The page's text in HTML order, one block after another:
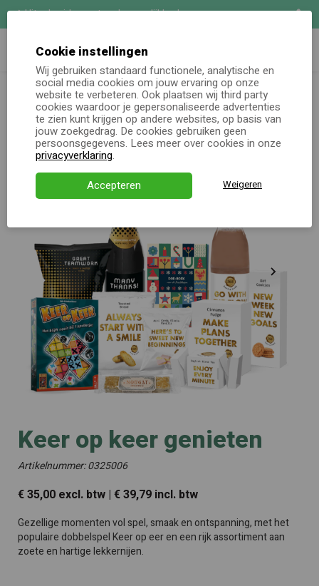
Uitgebreide maatwerk mogelijkheden
Online keuzecadeau
Kerstpakketten
Alle momenten
Verjaardagsservice
Direct bestellen
Zoeken
Kerstpakketten totaal
Kerstpakket Keer op keer
genieten
Keer op keer genieten
Artikelnummer: 0325006
€ 35,00 excl. btw | € 39,79 incl. btw
Gezellige momenten vol spel, smaak en ontspanning, met het
populaire dobbelspel Keer op eer en een rijk assortiment aan
zoete en hartige lekkernijen.
Cookie instellingen
Wij gebruiken standaard functionele, analytische en
social media cookies om jouw ervaring op onze
website te verbeteren. Ook plaatsen wij third party
cookies waardoor je gepersonaliseerde advertenties
te zien kunt krijgen op andere websites, op basis van
jouw zoekgedrag. De cookies gebruiken geen
persoonsgegevens. Lees meer over cookies in onze
privacyverklaring.
Accepteren
Weigeren